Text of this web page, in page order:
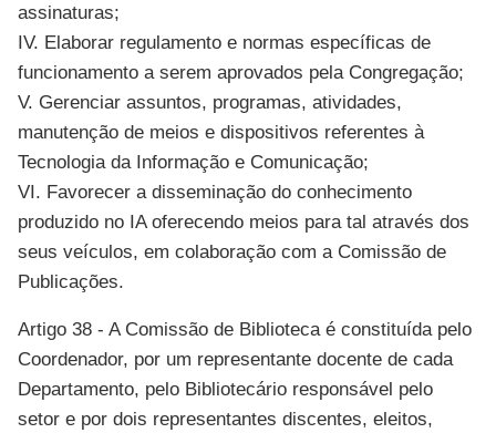
assinaturas;
IV. Elaborar regulamento e normas específicas de
funcionamento a serem aprovados pela Congregação;
V. Gerenciar assuntos, programas, atividades,
manutenção de meios e dispositivos referentes à
Tecnologia da Informação e Comunicação;
VI. Favorecer a disseminação do conhecimento
produzido no IA oferecendo meios para tal através dos
seus veículos, em colaboração com a Comissão de
Publicações.
Artigo 38 - A Comissão de Biblioteca é constituída pelo
Coordenador, por um representante docente de cada
Departamento, pelo Bibliotecário responsável pelo
setor e por dois representantes discentes, eleitos,